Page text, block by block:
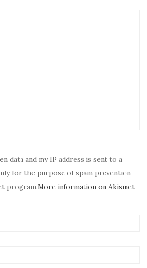
data and my IP address is sent to a
for the purpose of spam prevention
program.More information on Akismet